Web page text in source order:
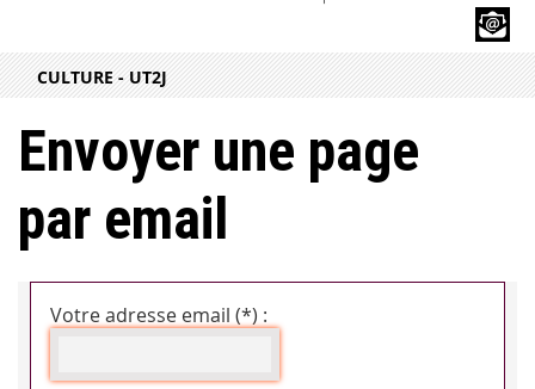
CULTURE - UT2J
Envoyer une page
par email
Votre adresse email (*) :